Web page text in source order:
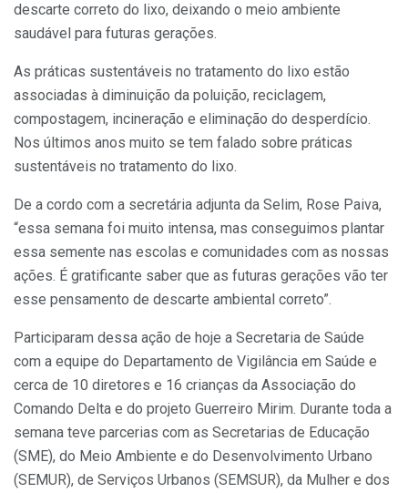
descarte correto do lixo, deixando o meio ambiente
saudável para futuras gerações.
As práticas sustentáveis no tratamento do lixo estão
associadas à diminuição da poluição, reciclagem,
compostagem, incineração e eliminação do desperdício.
Nos últimos anos muito se tem falado sobre práticas
sustentáveis no tratamento do lixo.
De a cordo com a secretária adjunta da Selim, Rose Paiva,
“essa semana foi muito intensa, mas conseguimos plantar
essa semente nas escolas e comunidades com as nossas
ações. É gratificante saber que as futuras gerações vão ter
esse pensamento de descarte ambiental correto”.
Participaram dessa ação de hoje a Secretaria de Saúde
com a equipe do Departamento de Vigilância em Saúde e
cerca de 10 diretores e 16 crianças da Associação do
Comando Delta e do projeto Guerreiro Mirim. Durante toda a
semana teve parcerias com as Secretarias de Educação
(SME), do Meio Ambiente e do Desenvolvimento Urbano
(SEMUR), de Serviços Urbanos (SEMSUR), da Mulher e dos